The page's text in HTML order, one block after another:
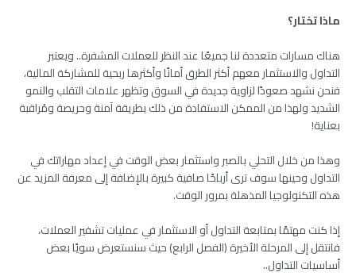
ماذا تختار؟
هناك مسارات متعددة لنا جميعًا عند النظر للعملات المشفرة.. ويعتبر
التداول والاستثمار معهم أكثر الطرق أمانًا وأكثرها ربحية للمشاركة المالية،
فنحن نشهد صعودًا لزاوية جديدة في السوق وتظهر علامات التقلب والنمو
الشديد ولهذا من الممكن الاستفادة من ذلك بطريقة آمنة وحريصة ومُراقبة
بعناية!
وهذا من خلال التحلي بالصبر واستثمار بعض الوقت في إعداد مهاراتك في
التداول وحينها سوف ترى أرباحًا صافية كبيرة بالإضافة إلى معرفة المزيد عن
هذه التكنولوجيا المذهلة بمرور الوقت.
إذا كنت مهتمًا بمتابعة التداول أو الاستثمار في عمليات تشفير العملات،
فانتقل إلى المرحلة الأخيرة (الفصل الرابع) حيث سنستعرض سويًا بعض
أساسيات التداول..